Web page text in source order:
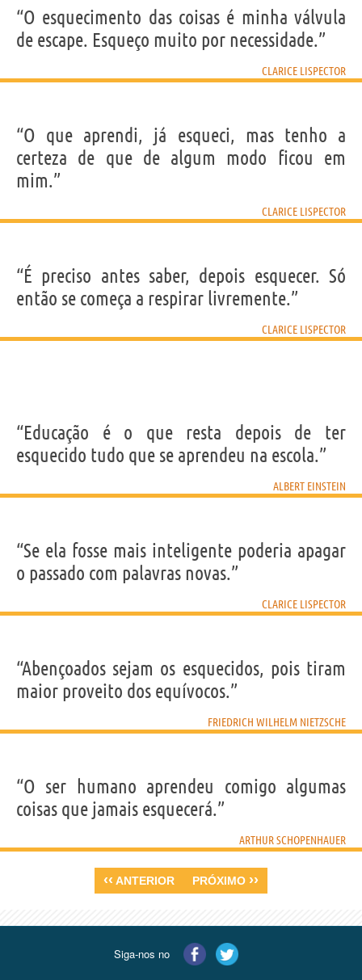
“O esquecimento das coisas é minha válvula
de escape. Esqueço muito por necessidade.”
CLARICE LISPECTOR
“O que aprendi, já esqueci, mas tenho a
certeza de que de algum modo ficou em
mim.”
CLARICE LISPECTOR
“É preciso antes saber, depois esquecer. Só
então se começa a respirar livremente.”
CLARICE LISPECTOR
“Educação é o que resta depois de ter
esquecido tudo que se aprendeu na escola.”
ALBERT EINSTEIN
“Se ela fosse mais inteligente poderia apagar
o passado com palavras novas.”
CLARICE LISPECTOR
“Abençoados sejam os esquecidos, pois tiram
maior proveito dos equívocos.”
FRIEDRICH WILHELM NIETZSCHE
“O ser humano aprendeu comigo algumas
coisas que jamais esquecerá.”
ARTHUR SCHOPENHAUER
‹‹ ANTERIOR PRÓXIMO ››
Siga-nos no